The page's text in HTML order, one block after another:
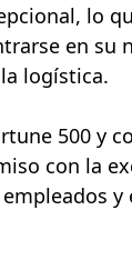
lo
en su
logística.
500 y
con la
y